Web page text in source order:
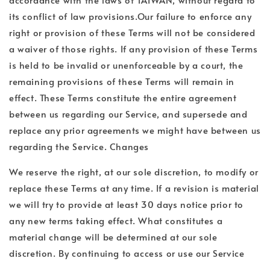
its conflict of law provisions.Our failure to enforce any
right or provision of these Terms will not be considered
a waiver of those rights. If any provision of these Terms
is held to be invalid or unenforceable by a court, the
remaining provisions of these Terms will remain in
effect. These Terms constitute the entire agreement
between us regarding our Service, and supersede and
replace any prior agreements we might have between us
regarding the Service. Changes
We reserve the right, at our sole discretion, to modify or
replace these Terms at any time. If a revision is material
we will try to provide at least 30 days notice prior to
any new terms taking effect. What constitutes a
material change will be determined at our sole
discretion. By continuing to access or use our Service